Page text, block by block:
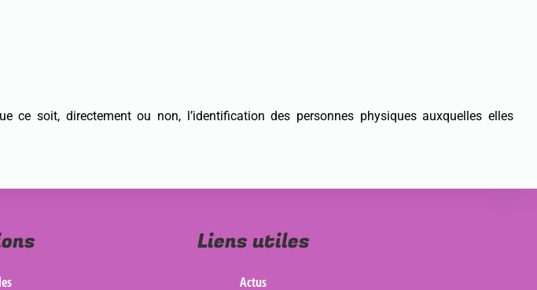
soit, directement ou non, l’identification des personnes physiques auxquelles elles
Liens utiles
Actus